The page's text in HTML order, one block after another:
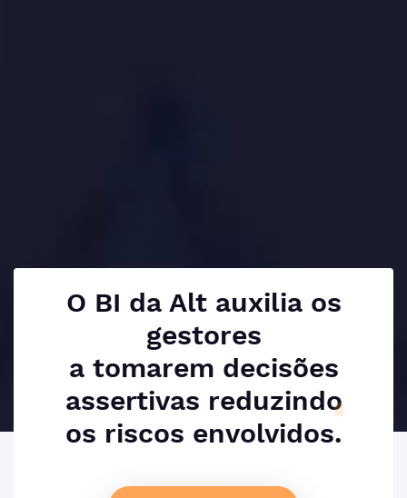
O BI da Alt auxilia os
gestores
a tomarem decisões
assertivas reduzindo
os riscos envolvidos.